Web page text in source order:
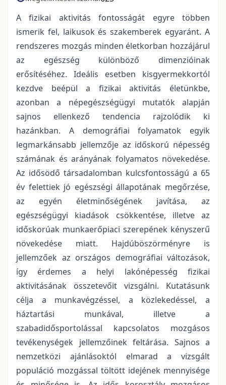
A fizikai aktivitás fontosságát egyre többen
ismerik fel, laikusok és szakemberek egyaránt. A
rendszeres mozgás minden életkorban hozzájárul
az egészség különböző dimenzióinak
erősítéséhez. Ideális esetben kisgyermekkortól
kezdve beépül a fizikai aktivitás életünkbe,
azonban a népegészségügyi mutatók alapján
sajnos ellenkező tendencia rajzolódik ki
hazánkban. A demográfiai folyamatok egyik
legmarkánsabb jellemzője az időskorú népesség
számának és arányának folyamatos növekedése.
Az idősödő társadalomban kulcsfontosságú a 65
év felettiek jó egészségi állapotának megőrzése,
az egyén életminőségének javítása, az
egészségügyi kiadások csökkentése, illetve az
időskorúak munkaerőpiaci szerepének kényszerű
növekedése miatt. Hajdúböszörményre is
jellemzőek az országos demográfiai változások,
így érdemes a helyi lakónépesség fizikai
aktivitásának összetevőit vizsgálni. Kutatásunk
célja a munkavégzéssel, a közlekedéssel, a
háztartási munkával, illetve a
szabadidősportolással kapcsolatos mozgásos
tevékenységek jellemzőinek feltárása. Sajnos a
nemzetközi ajánlásoktól elmarad a vizsgált
populáció mozgással töltött idejének mennyisége